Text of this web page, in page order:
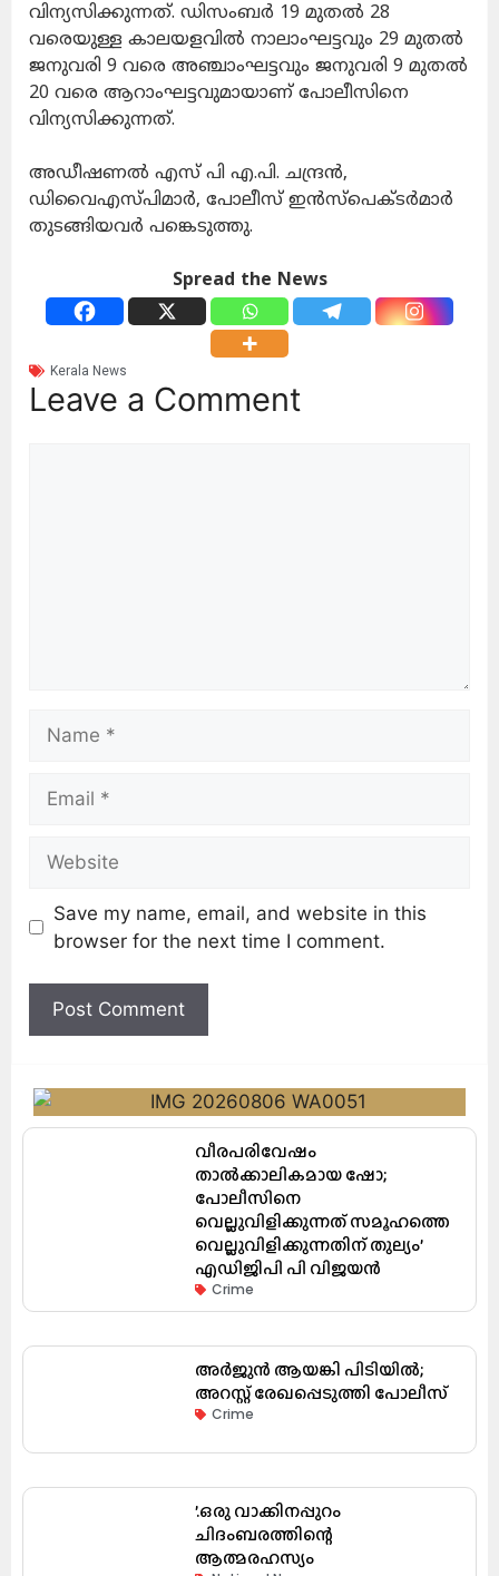
വിന്യസിക്കുന്നത്. ഡിസംബര്‍ 19 മുതല്‍ 28
വരെയുള്ള കാലയളവില്‍ നാലാംഘട്ടവും 29 മുതല്‍
ജനുവരി 9 വരെ അഞ്ചാംഘട്ടവും ജനുവരി 9 മുതല്‍
20 വരെ ആറാംഘട്ടവുമായാണ് പോലീസിനെ
വിന്യസിക്കുന്നത്.
അഡീഷണല്‍ എസ് പി എ.പി. ചന്ദ്രന്‍,
ഡിവൈഎസ്പിമാര്‍, പോലീസ് ഇന്‍സ്‌പെക്ടര്‍മാര്‍
തുടങ്ങിയവര്‍ പങ്കെടുത്തു.
Spread the News
Kerala News
Leave a Comment
Save my name, email, and website in this
browser for the next time I comment.
വീരപരിവേഷം
താൽക്കാലികമായ ഷോ;
പോലീസിനെ
വെല്ലുവിളിക്കുന്നത് സമൂഹത്തെ
വെല്ലുവിളിക്കുന്നതിന് തുല്യം’
എഡിജിപി പി വിജയൻ
Crime
അർജുൻ ആയങ്കി പിടിയിൽ;
അറസ്റ്റ് രേഖപ്പെടുത്തി പോലീസ്
Crime
’.ഒരു വാക്കിനപ്പുറം
ചിദംബരത്തിന്റെ
ആത്മരഹസ്യം